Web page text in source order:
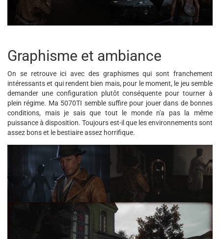
Graphisme et ambiance
On se retrouve ici avec des graphismes qui sont franchement
intéressants et qui rendent bien mais, pour le moment, le jeu semble
demander une configuration plutôt conséquente pour tourner à
plein régime. Ma 5070TI semble suffire pour jouer dans de bonnes
conditions, mais je sais que tout le monde n'a pas la même
puissance à disposition. Toujours est-il que les environnements sont
assez bons et le bestiaire assez horrifique.